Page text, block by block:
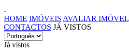
HOME IMÓVEIS AVALIAR IMÓVEL
CONTACTOS JÁ VISTOS
Já vistos